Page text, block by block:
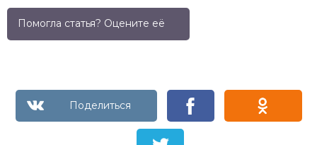
Помогла статья? Оцените её